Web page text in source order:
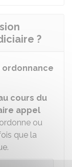
?
ordonnance
cours du
appel
ou
que la